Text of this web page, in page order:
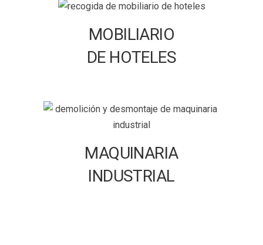
MOBILIARIO
DE HOTELES
MAQUINARIA
INDUSTRIAL